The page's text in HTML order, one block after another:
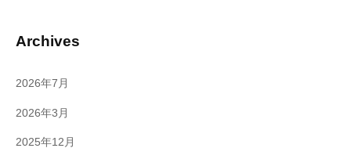
Archives
2026年7月
2026年3月
2025年12月